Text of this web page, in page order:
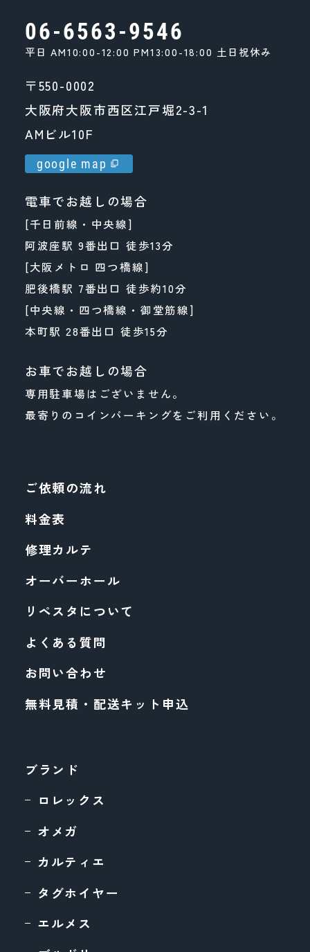
06-6563-9546
平日 AM10:00-12:00 PM13:00-18:00 土日祝休み
〒550-0002
大阪府大阪市西区江戸堀2-3-1
AMビル10F
google map
電車でお越しの場合
[千日前線・中央線]
阿波座駅 9番出口 徒歩13分
[大阪メトロ 四つ橋線]
肥後橋駅 7番出口 徒歩約10分
[中央線・四つ橋線・御堂筋線]
本町駅 28番出口 徒歩15分
お車でお越しの場合
専用駐車場はございません。
最寄りのコインパーキングをご利用ください。
ご依頼の流れ
料金表
修理カルテ
オーバーホール
リペスタについて
よくある質問
お問い合わせ
無料見積・配送キット申込
ブランド
ロレックス
オメガ
カルティエ
タグホイヤー
エルメス